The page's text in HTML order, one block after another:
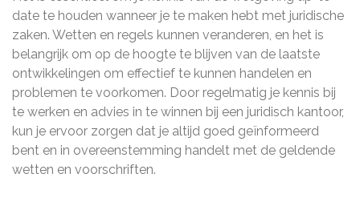
date te houden wanneer je te maken hebt met juridische
zaken. Wetten en regels kunnen veranderen, en het is
belangrijk om op de hoogte te blijven van de laatste
ontwikkelingen om effectief te kunnen handelen en
problemen te voorkomen. Door regelmatig je kennis bij
te werken en advies in te winnen bij een juridisch kantoor,
kun je ervoor zorgen dat je altijd goed geïnformeerd
bent en in overeenstemming handelt met de geldende
wetten en voorschriften.